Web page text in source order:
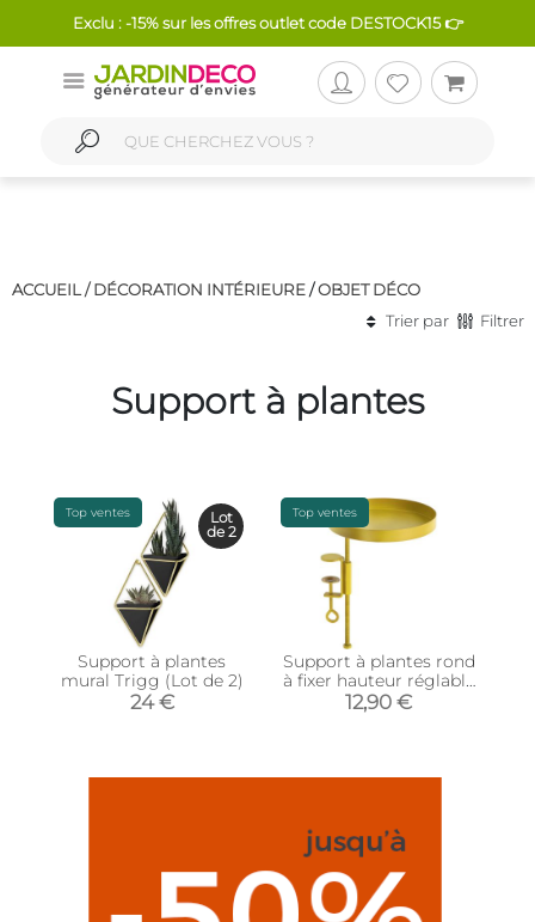
Exclu : -15% sur les offres outlet code DESTOCK15 👉
ACCUEIL / DÉCORATION INTÉRIEURE/OBJET DÉCO
Trier par
Filtrer
Support à plantes
Top ventes
Support à plantes
mural Trigg (Lot de 2)
24 €
Lot
de 2
Top ventes
Support à plantes rond
à fixer hauteur réglable
doré (24.6 x 18 cm)
12,90 €